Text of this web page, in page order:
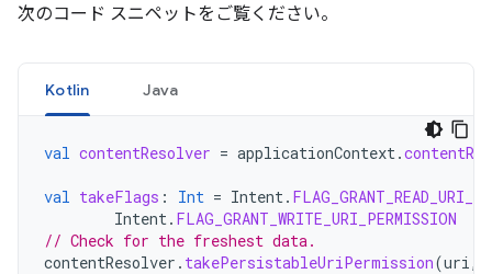
次のコード スニペットをご覧ください。
Kotlin Java
val contentResolver = applicationContext.
val takeFlags : Int = Intent.
Intent. FLAG_GRANT_WRITE_URI_PERMISSION
// Check for the freshest data.
contentResolver . takePersistableUriPermission(uri,